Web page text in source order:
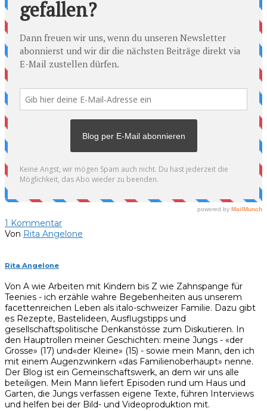
1 Kommentar
Von Rita Angelone
Rita Angelone
Von A wie Arbeiten mit Kindern bis Z wie Zahnspange für
Teenies - ich erzähle wahre Begebenheiten aus unserem
facettenreichen Leben als italo-schweizer Familie. Dazu gibt
es Rezepte, Bastelideen, Ausflugstipps und
gesellschaftspolitische Denkanstösse zum Diskutieren. In
den Hauptrollen meiner Geschichten: meine Jungs - «der
Grosse» (17) und«der Kleine» (15) - sowie mein Mann, den ich
mit einem Augenzwinkern «das Familienoberhaupt» nenne.
Der Blog ist ein Gemeinschaftswerk, an dem wir uns alle
beteiligen. Mein Mann liefert Episoden rund um Haus und
Garten, die Jungs verfassen eigene Texte, führen Interviews
und helfen bei der Bild- und Videoproduktion mit.